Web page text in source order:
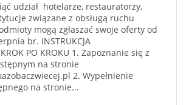
udział hotelarze, restauratorzy,
związane z obsługą ruchu
mogą zgłaszać swoje oferty od
br. INSTRUKCJA
KROK PO KROKU 1. Zapoznanie się z
na stronie
2. Wypełnienie
na stronie...